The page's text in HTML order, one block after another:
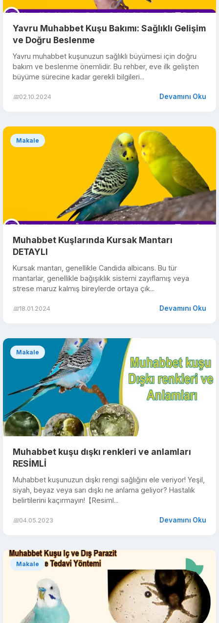
Yavru Muhabbet Kuşu Bakımı: Sağlıklı Gelişim
ve Doğru Beslenme
Yavru muhabbet kuşunuzun sağlıklı büyümesi için doğru
bakım ve beslenme önemlidir. Bu rehber, eve ilk gelişten
büyüme sürecine kadar gerekli bilgileri...
📅02.10.2024 Devamını Oku
Makale
Muhabbet Kuşlarında Kursak Mantarı
DETAYLI
Kursak mantarı, genellikle Candida albicans. Bu tür
mantarlar, genellikle bağışıklık sistemi zayıflamış veya
strese maruz kalmış bireylerde ortaya çık...
📅18.01.2024 Devamını Oku
Makale
Muhabbet kuşu dışkı renkleri ve anlamları
RESİMLİ
Muhabbet kuşunuzun dışkı rengi sağlığını ele veriyor! Yeşil,
siyah, beyaz veya sarı dışkı ne anlama geliyor? Hastalık
belirtilerini kaçırmayın!【Resiml...
📅04.05.2023 Devamını Oku
Makale